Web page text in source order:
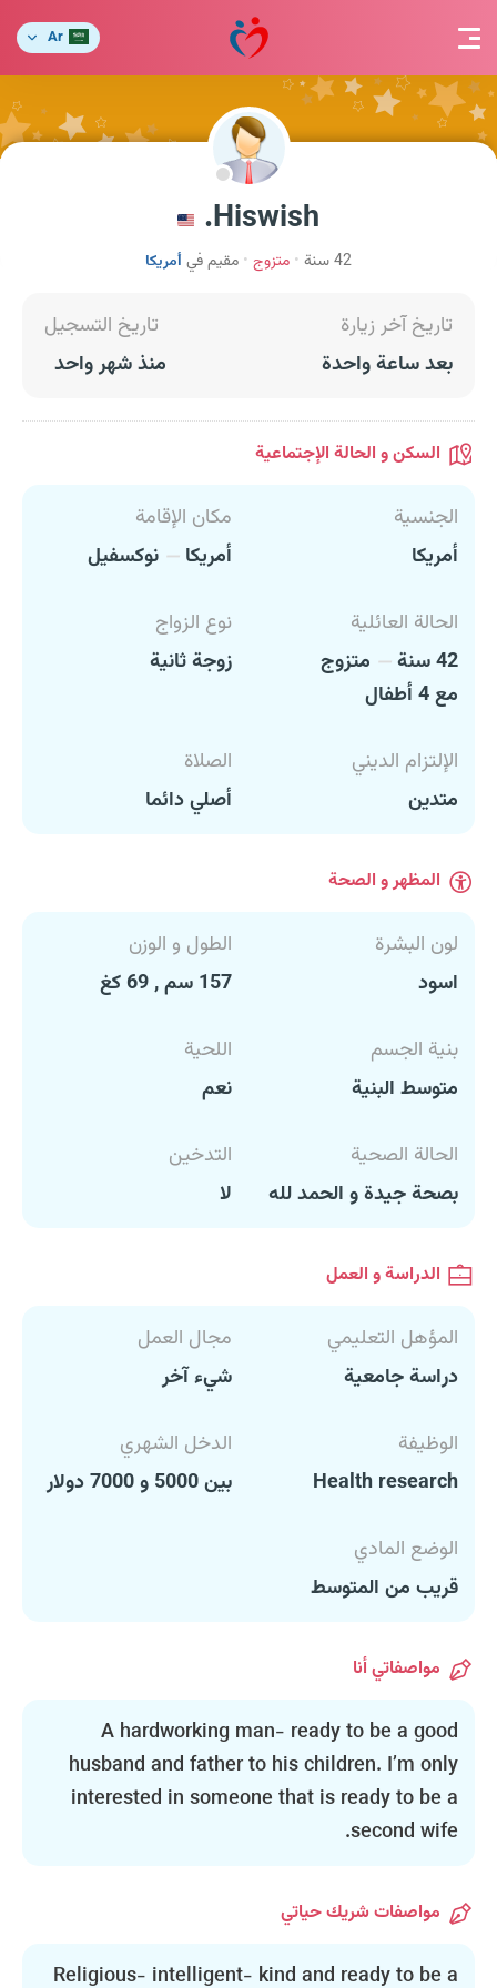
Ar
Hiswish.
42 سنة متزوج مقيم في أمريكا
تاريخ آخر زيارة
بعد ساعة واحدة
تاريخ التسجيل
منذ شهر واحد
السكن و الحالة الإجتماعية
الجنسية
أمريكا
مكان الإقامة
أمريكا
نوكسفيل
الحالة العائلية
42 سنة
متزوج
مع 4 أطفال
نوع الزواج
زوجة ثانية
الإلتزام الديني
متدين
الصلاة
أصلي دائما
المظهر و الصحة
لون البشرة
اسود
الطول و الوزن
157 سم , 69 كغ
بنية الجسم
متوسط البنية
اللحية
نعم
الحالة الصحية
بصحة جيدة و الحمد لله
التدخين
لا
الدراسة و العمل
المؤهل التعليمي
دراسة جامعية
مجال العمل
شيء آخر
الوظيفة
Health research
الدخل الشهري
بين 5000 و 7000 دولار
الوضع المادي
قريب من المتوسط
مواصفاتي أنا
A hardworking man- ready to be a good
husband and father to his children. I’m only
interested in someone that is ready to be a
second wife.
مواصفات شريك حياتي
Religious- intelligent- kind and ready to be a